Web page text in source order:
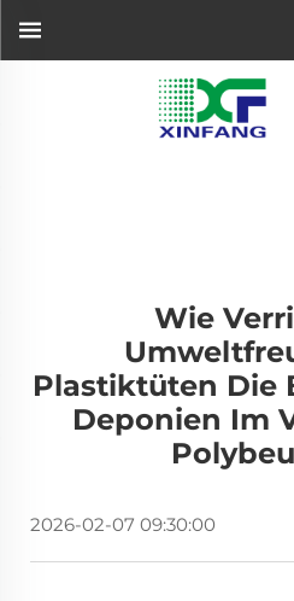
Wie
Plastiktüten Die
Deponien Im
2026-02-07 09:30:00